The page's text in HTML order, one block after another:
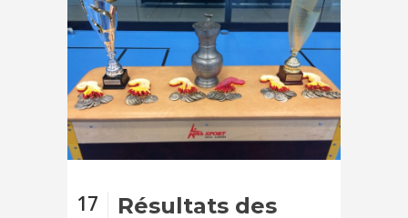
17 Résultats des